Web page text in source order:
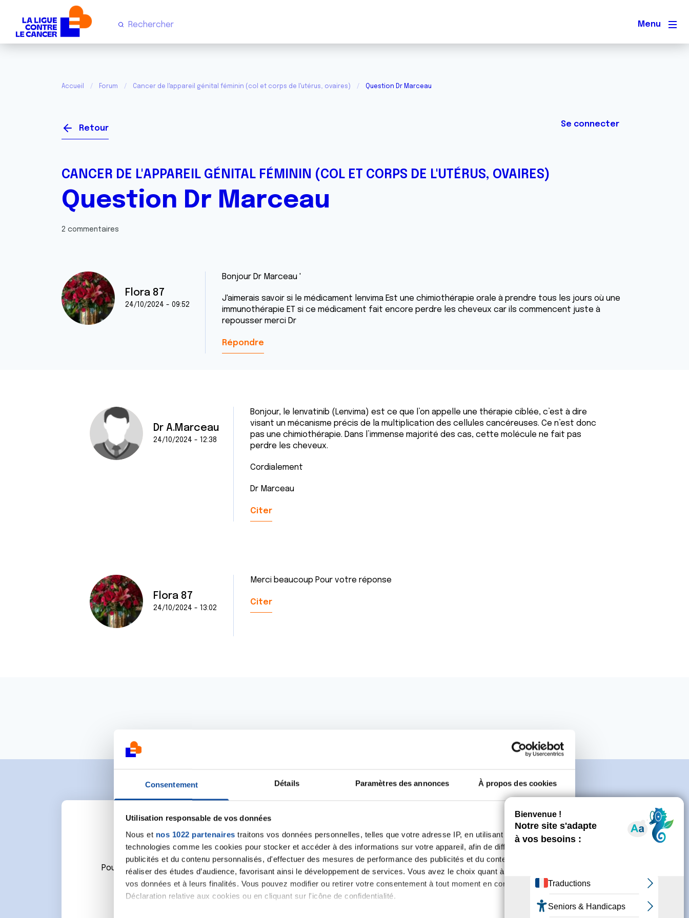
Consentement Détails Paramètres des annonces À propos des cookies
Utilisation responsable de vos données
Nous et nos 1022 partenaires traitons vos données personnelles, telles que votre adresse IP, en utilisant des
technologies comme les cookies pour stocker et accéder à des informations sur votre appareil, afin de diffuser des
publicités et du contenu personnalisés, d'effectuer des mesures de performance des publicités et du contenu, ainsi que de
réaliser des études d’audience, favorisant ainsi le développement de services. Vous avez le choix quant à l'utilisation de
vos données et à leurs finalités. Vous pouvez modifier ou retirer votre consentement à tout moment en consultant la
Déclaration relative aux cookies ou en cliquant sur l'icône de confidentialité.
Menu
Accueil Forum Cancer de l'appareil génital féminin (col et corps de l'utérus, ovaires) Question Dr Marceau
Retour Se connecter
CANCER DE L'APPAREIL GÉNITAL FÉMININ (COL ET CORPS DE L'UTÉRUS, OVAIRES)
Question Dr Marceau
2 commentaires
Flora 87
24/10/2024 - 09:52
Bonjour Dr Marceau '
J'aimerais savoir si le médicament lenvima Est une chimiothérapie orale à prendre tous les jours où une
immunothérapie ET si ce médicament fait encore perdre les cheveux car ils commencent juste à
repousser merci Dr
Répondre
Dr A.Marceau
24/10/2024 - 12:38
Bonjour, le lenvatinib (Lenvima) est ce que l’on appelle une thérapie ciblée, c’est à dire
visant un mécanisme précis de la multiplication des cellules cancéreuses. Ce n’est donc
pas une chimiothérapie. Dans l’immense majorité des cas, cette molécule ne fait pas
perdre les cheveux.
Cordialement
Dr Marceau
Citer
Flora 87
24/10/2024 - 13:02
Merci beaucoup Pour votre réponse
Citer
Ecrire un commentaire
Pour écrire un commentaire ou lancer une nouvelle discussion vous aurez besoin de vous connecter ou de créer un compte.
Se connecter Créer un nouveau compte